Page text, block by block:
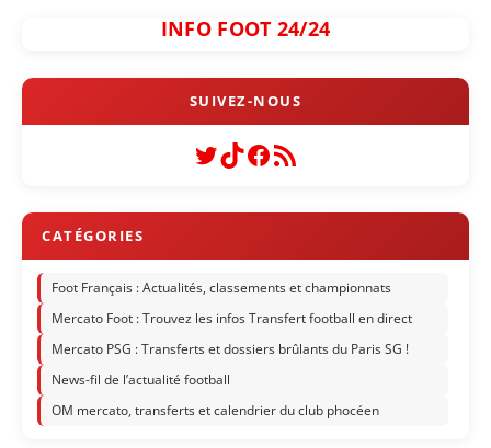
INFO FOOT 24/24
Twitter
TikTok
Facebook
Flux RSS
Foot Français : Actualités, classements et championnats
Mercato Foot : Trouvez les infos Transfert football en direct
Mercato PSG : Transferts et dossiers brûlants du Paris SG !
News-fil de l’actualité football
OM mercato, transferts et calendrier du club phocéen